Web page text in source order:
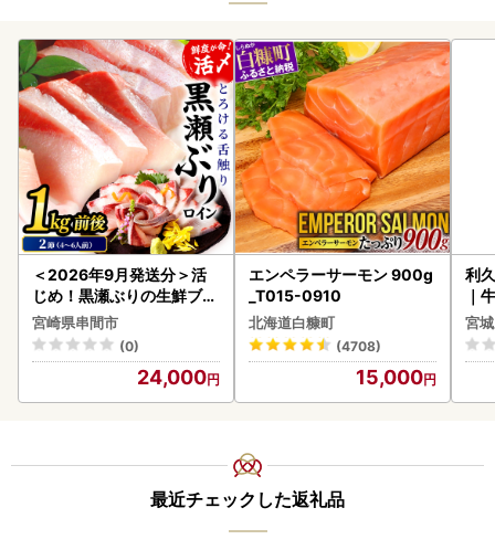
＜2026年9月発送分＞活
じめ！黒瀬ぶりの生鮮ブリ
ロイン2節（1.0kg前後）_
K001-012-2609
宮崎県串間市
(0)
24,000
エンペラーサーモン 900g
_T015-0910
北海道白糠町
(4708)
15,000
利
｜
宮
最近チェックした返礼品